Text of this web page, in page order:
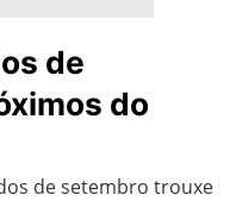
de
do
de setembro trouxe